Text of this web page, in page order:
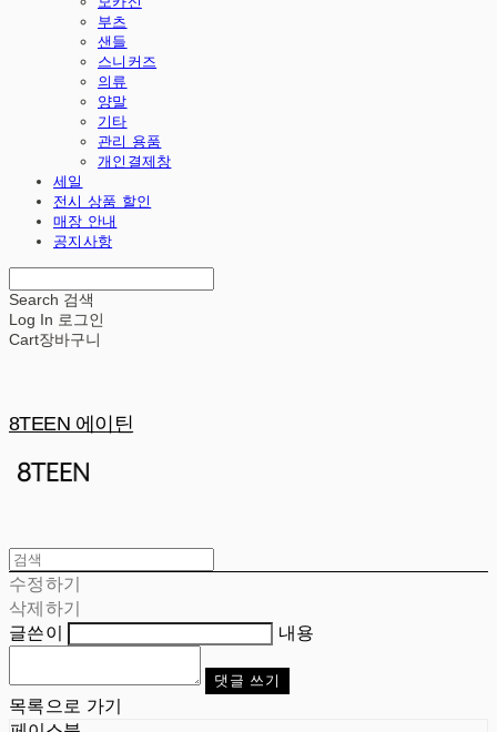
부츠
샌들
스니커즈
의류
양말
기타
관리 용품
개인결제창
세일
전시 상품 할인
매장 안내
공지사항
Search 검색
Log In 로그인
Cart장바구니
8TEEN 에이틴
수정하기
삭제하기
글쓴이
내용
댓글 쓰기
목록으로 가기